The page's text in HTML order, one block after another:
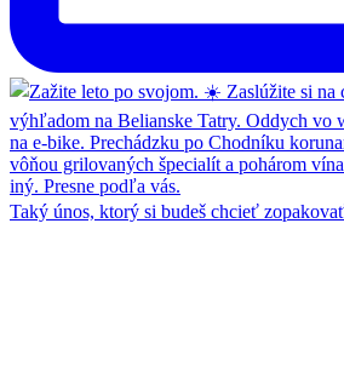
Taký únos, ktorý si budeš chcieť